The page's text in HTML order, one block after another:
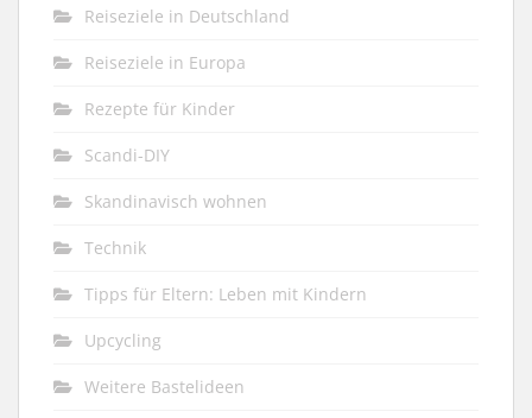
Reiseziele in Deutschland
Reiseziele in Europa
Rezepte für Kinder
Scandi-DIY
Skandinavisch wohnen
Technik
Tipps für Eltern: Leben mit Kindern
Upcycling
Weitere Bastelideen